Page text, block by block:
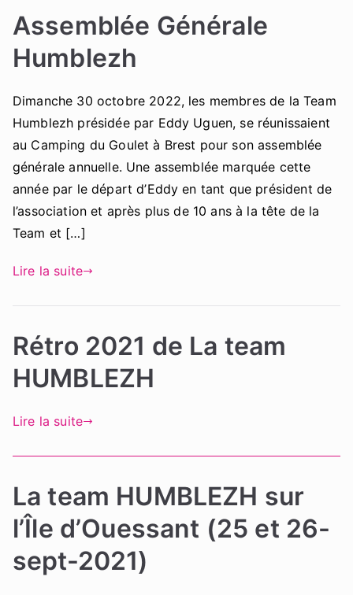
Assemblée Générale
Humblezh
Dimanche 30 octobre 2022, les membres de la Team
Humblezh présidée par Eddy Uguen, se réunissaient
au Camping du Goulet à Brest pour son assemblée
générale annuelle. Une assemblée marquée cette
année par le départ d’Eddy en tant que président de
l’association et après plus de 10 ans à la tête de la
Team et […]
Lire la suite
Rétro 2021 de La team
HUMBLEZH
Lire la suite
La team HUMBLEZH sur
l’Île d’Ouessant (25 et 26-
sept-2021)